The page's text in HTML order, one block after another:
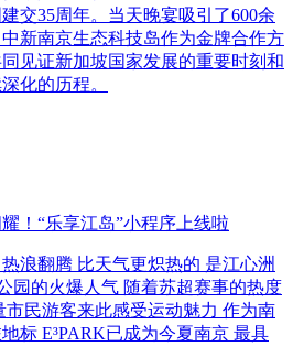
交35周年。当天晚宴吸引了600余
新南京生态科技岛作为金牌合作方
见证新加坡国家发展的重要时刻和
化的历程。
！“乐享江岛”小程序上线啦
浪翻腾 比天气更炽热的 是江心洲
园的火爆人气 随着苏超赛事的热度
市民游客来此感受运动魅力 作为南
标 E³PARK已成为今夏南京 最具